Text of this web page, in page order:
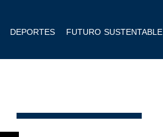
DEPORTES FUTURO SUSTENTABLE